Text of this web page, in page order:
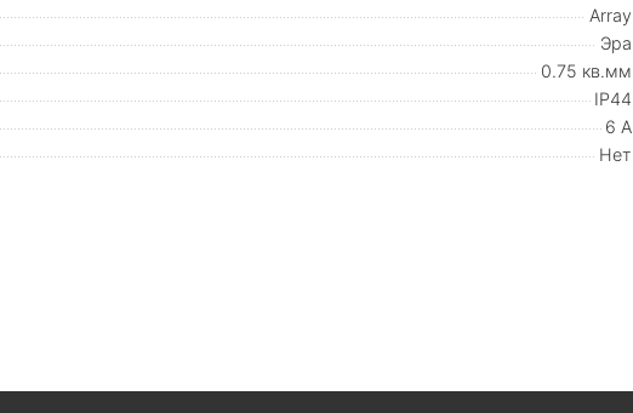
Array
Эра
0.75 кв.мм
IP44
6 А
Нет